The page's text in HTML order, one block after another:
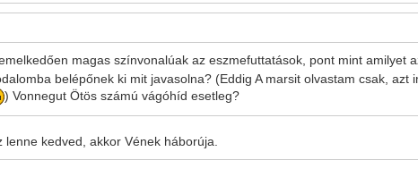
magas színvonalúak az eszmefuttatások, pont mint amilyet
belépőnek ki mit javasolna? (Eddig A marsit olvastam csak, azt
) Vonnegut Ötös számú vágóhíd esetleg?
lenne kedved, akkor Vének háborúja.